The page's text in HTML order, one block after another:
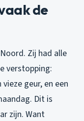
de
Zij had alle
verstopping:
geur, en een
Dit is
zijn. Want